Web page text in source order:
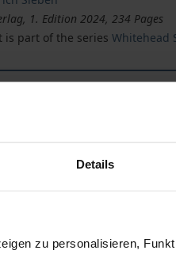
Details
zu personalisieren,
1. Edition 2024, 234 Pages
is part of the seriesWhitehead
des Geistes
VAT. Depending on the
Cart Add to Wish List